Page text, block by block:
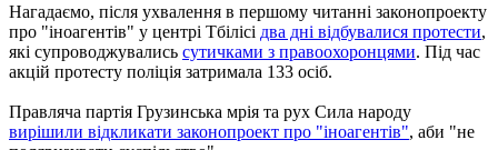
Нагадаємо, після ухвалення в першому читанні законопроекту
про "іноагентів" у центрі Тбілісі два дні відбувалися протести,
які супроводжувались сутичками з правоохоронцями. Під час
акцій протесту поліція затримала 133 осіб.
Правляча партія Грузинська мрія та рух Сила народу
вирішили відкликати законопроект про "іноагентів", аби "не